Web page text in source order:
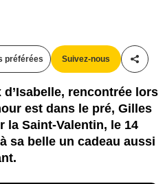
préférées Suivez-nous
rencontrée lors
est dans le pré, Gilles
la Saint-Valentin, le 14
sa belle un cadeau aussi